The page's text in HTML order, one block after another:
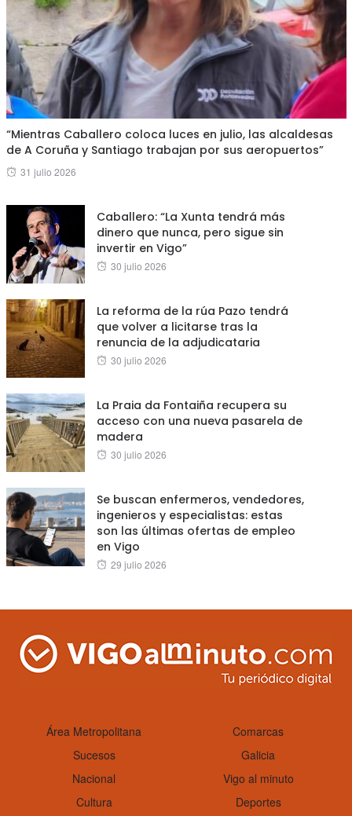
“Mientras Caballero coloca luces en julio, las alcaldesas
de A Coruña y Santiago trabajan por sus aeropuertos”
Posted
31 julio 2026
Caballero: “La Xunta tendrá más
dinero que nunca, pero sigue sin
invertir en Vigo”
Posted
30 julio 2026
La reforma de la rúa Pazo tendrá
que volver a licitarse tras la
renuncia de la adjudicataria
Posted
30 julio 2026
La Praia da Fontaiña recupera su
acceso con una nueva pasarela de
madera
Posted
30 julio 2026
Se buscan enfermeros, vendedores,
ingenieros y especialistas: estas
son las últimas ofertas de empleo
en Vigo
Posted
29 julio 2026
Área Metropolitana
Comarcas
Sucesos
Galicia
Nacional
Vigo al minuto
Cultura
Deportes